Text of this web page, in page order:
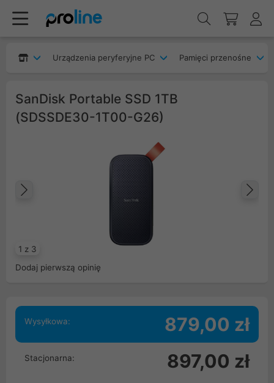
Urządzenia peryferyjne PC Pamięci przenośne
SanDisk Portable SSD 1TB
(SDSSDE30-1T00-G26)
1 z 3
Poprzedni
Dodaj pierwszą opinię
Wysyłkowa: 879,00 zł
Stacjonarna: 897,00 zł